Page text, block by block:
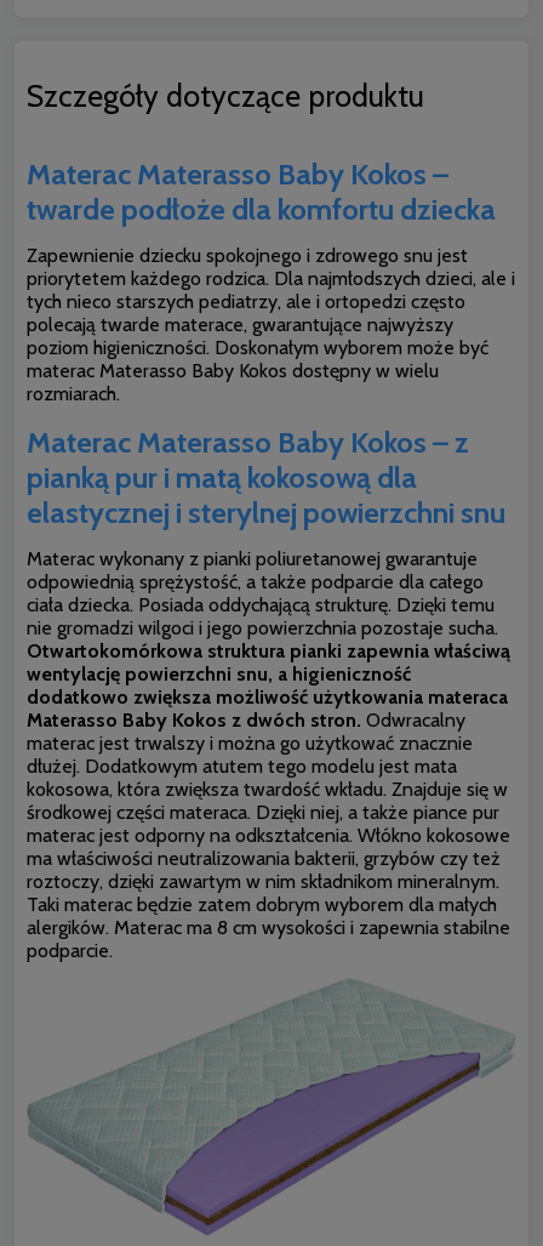
Szczegóły dotyczące produktu
Materac Materasso Baby Kokos –
twarde podłoże dla komfortu dziecka
Zapewnienie dziecku spokojnego i zdrowego snu jest
priorytetem każdego rodzica. Dla najmłodszych dzieci, ale i
tych nieco starszych pediatrzy, ale i ortopedzi często
polecają twarde materace, gwarantujące najwyższy
poziom higieniczności. Doskonałym wyborem może być
materac Materasso Baby Kokos dostępny w wielu
rozmiarach.
Materac Materasso Baby Kokos – z
pianką pur i matą kokosową dla
elastycznej i sterylnej powierzchni snu
Materac wykonany z pianki poliuretanowej gwarantuje
odpowiednią sprężystość, a także podparcie dla całego
ciała dziecka. Posiada oddychającą strukturę. Dzięki temu
nie gromadzi wilgoci i jego powierzchnia pozostaje sucha.
Otwartokomórkowa struktura pianki zapewnia właściwą
wentylację powierzchni snu, a higieniczność
dodatkowo zwiększa możliwość użytkowania materaca
Materasso Baby Kokos z dwóch stron. Odwracalny
materac jest trwalszy i można go użytkować znacznie
dłużej. Dodatkowym atutem tego modelu jest mata
kokosowa, która zwiększa twardość wkładu. Znajduje się w
środkowej części materaca. Dzięki niej, a także piance pur
materac jest odporny na odkształcenia. Włókno kokosowe
ma właściwości neutralizowania bakterii, grzybów czy też
roztoczy, dzięki zawartym w nim składnikom mineralnym.
Taki materac będzie zatem dobrym wyborem dla małych
alergików. Materac ma 8 cm wysokości i zapewnia stabilne
podparcie.